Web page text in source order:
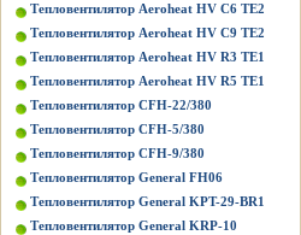
Тепловентилятор Aeroheat HV C6 TE2
Тепловентилятор Aeroheat HV C9 TE2
Тепловентилятор Aeroheat HV R3 TE1
Тепловентилятор Aeroheat HV R5 TE1
Тепловентилятор CFH-22/380
Тепловентилятор CFH-5/380
Тепловентилятор CFH-9/380
Тепловентилятор General FH06
Тепловентилятор General KPT-29-BR1
Тепловентилятор General KRP-10